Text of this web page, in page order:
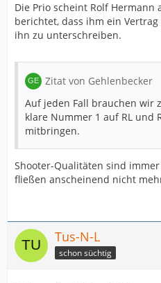
Die Prio scheint Rolf Hermann
berichtet, dass ihm ein
ihn zu unterschreiben.
Zitat von Gehlenbecker
Auf jeden Fall brauchen wir
klare Nummer 1 auf RL und
mitbringen.
Shooter-Qualitäten sind
fließen anscheinend nicht
Tus-N-L
schon süchtig